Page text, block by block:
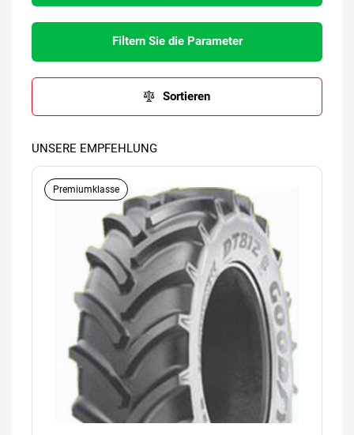
Filtern Sie die Parameter
Sortieren
UNSERE EMPFEHLUNG
Premiumklasse